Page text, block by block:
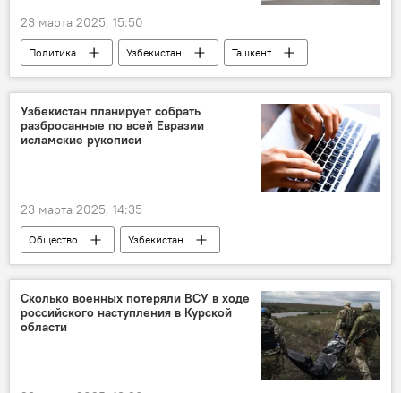
23 марта 2025, 15:50
Политика Узбекистан
Ташкент
Межпарламентский союз
Узбекистан планирует собрать
разбросанные по всей Евразии
исламские рукописи
23 марта 2025, 14:35
Общество
Узбекистан
Центр исламской цивилизации
рукописи
Сколько военных потеряли ВСУ в ходе
российского наступления в Курской
области